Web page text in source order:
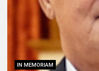
IN MEMORIAM